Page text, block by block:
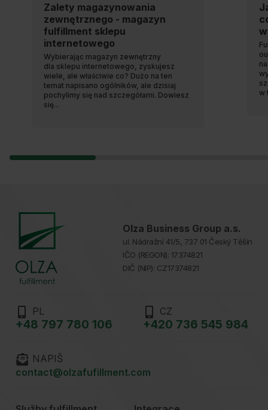
Zalety magazynowania
zewnętrznego - magazyn
fulfillment sklepu
internetowego
Wybierając magazyn zewnętrzny
dla sklepu internetowego, zyskujesz
wiele, ale właściwie co? Dużo na ten
temat napisano ogólników, ale dzisiaj
pochylimy się nad szczegółami. Dowiesz
się...
w
Olza Business Group a.s.
ul. Nádražní 41/5, 737 01 Český Těšín
IČO (REGON): 17374821
DIČ (NIP): CZ17374821
PL
+48 797 780 106
CZ
+420 736 545 984
NAPIŠ
contact@olzafufillment.com